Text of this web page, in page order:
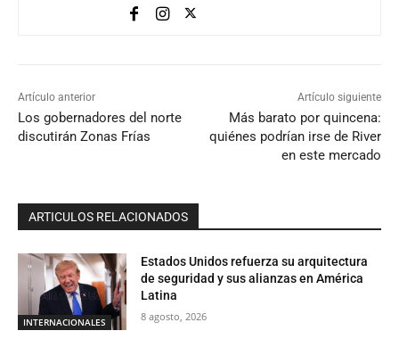
Artículo anterior
Los gobernadores del norte
discutirán Zonas Frías
Artículo siguiente
Más barato por quincena:
quiénes podrían irse de River
en este mercado
ARTICULOS RELACIONADOS
INTERNACIONALES
Estados Unidos refuerza su arquitectura
de seguridad y sus alianzas en América
Latina
8 agosto, 2026